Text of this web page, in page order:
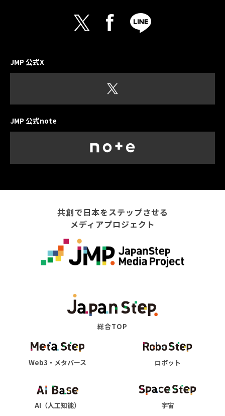
JMP 公式X
JMP 公式note
共創で日本をステップさせる
メディアプロジェクト
総合TOP
Web3・メタバース ロボット
AI（人工知能） 宇宙